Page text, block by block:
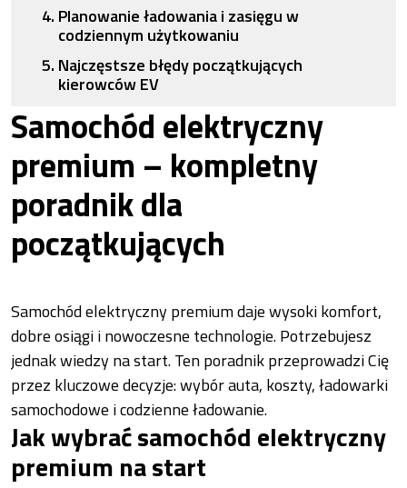
Planowanie ładowania i zasięgu w
codziennym użytkowaniu
Najczęstsze błędy początkujących
kierowców EV
Samochód elektryczny
premium – kompletny
poradnik dla
początkujących
Samochód elektryczny premium daje wysoki komfort,
dobre osiągi i nowoczesne technologie. Potrzebujesz
jednak wiedzy na start. Ten poradnik przeprowadzi Cię
przez kluczowe decyzje: wybór auta, koszty, ładowarki
samochodowe i codzienne ładowanie.
Jak wybrać samochód elektryczny
premium na start